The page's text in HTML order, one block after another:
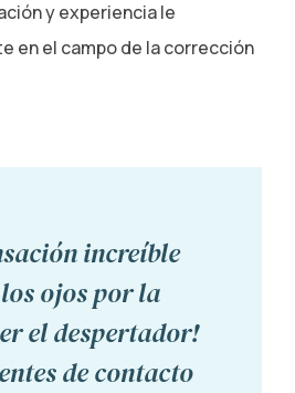
y experiencia le
en el campo de la corrección
increíble
ojos por la
el despertador!
de contacto